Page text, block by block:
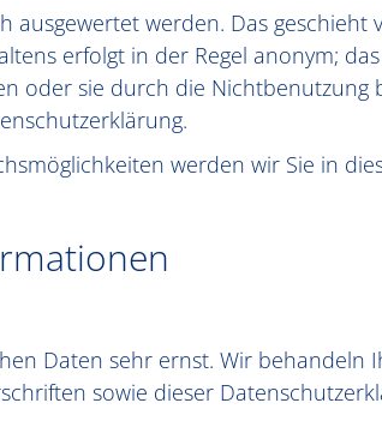
ausgewertet werden. Das
erfolgt in der Regel anonym;
oder sie durch die Nichtbenutzung
werden wir Sie in
Daten sehr ernst. Wir behandeln
sowie dieser